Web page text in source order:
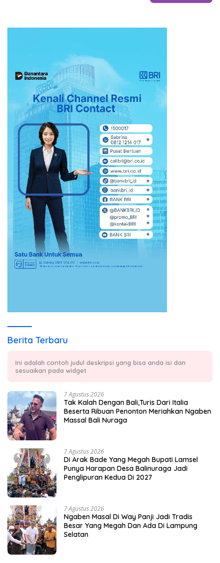
Berita Terbaru
Ini adalah contoh judul deskripsi yang bisa anda isi dan
sesuaikan pada widget
7 Agustus 2026
Tak Kalah Dengan Bali,Turis Dari Italia
Beserta Ribuan Penonton Meriahkan Ngaben
Massal Bali Nuraga
7 Agustus 2026
Di Arak Bade Yang Megah Bupati Lamsel
Punya Harapan Desa Balinuraga Jadi
Penglipuran Kedua Di 2027
7 Agustus 2026
Ngaben Masal Di Way Panji Jadi Tradis
Besar Yang Megah Dan Ada Di Lampung
Selatan